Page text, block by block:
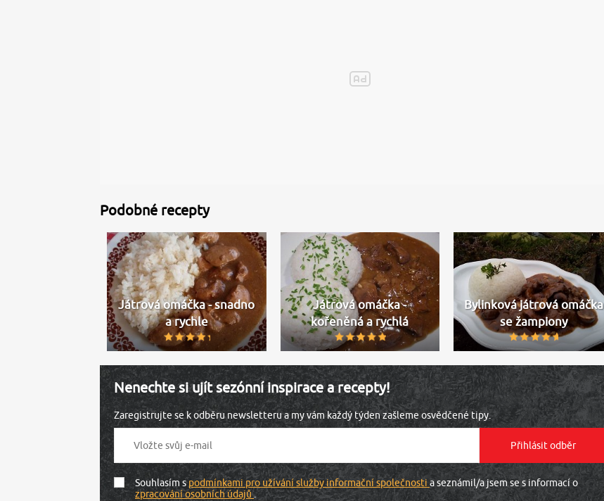
Podobné recepty
Játrová omáčka - snadno
a rychle
Játrová omáčka -
kořeněná a rychlá
Bylinková játrová omáčka
se žampiony
Nenechte si ujít sezónní inspirace a recepty!
Zaregistrujte se k odběru newsletteru a my vám každý týden zašleme osvědčené tipy.
Souhlasím spodmínkami pro užívání služby informační společnosti a seznámil/a jsem se s informací o
zpracování osobních údajů.